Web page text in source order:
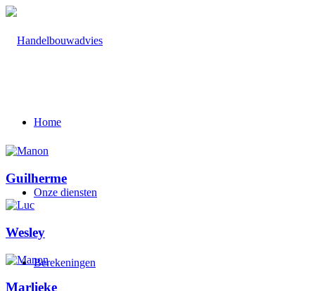
Home
Onze diensten
Berekeningen
Guilherme
Wesley
Marlieke